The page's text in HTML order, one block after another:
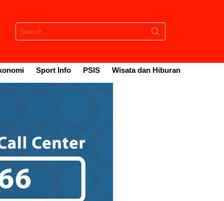
Search
for:
Sport Info PSIS Wisata dan Hiburan